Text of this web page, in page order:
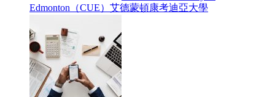
Edmonton（CUE）艾德蒙頓康考迪亞大學